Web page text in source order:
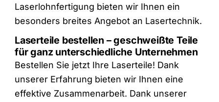
Laserlohnfertigung bieten wir Ihnen ein
besonders breites Angebot an Lasertechnik.
Laserteile bestellen – geschweißte Teile
für ganz unterschiedliche Unternehmen
Bestellen Sie jetzt Ihre Laserteile! Dank
unserer Erfahrung bieten wir Ihnen eine
effektive Zusammenarbeit. Dank unserer